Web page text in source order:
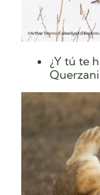
¿Y tú te
Querzani